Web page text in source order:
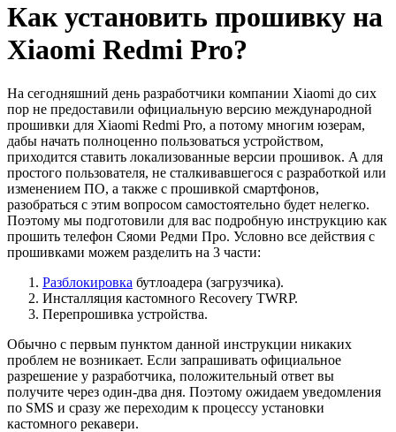
Как установить прошивку на
Xiaomi Redmi Pro?
На сегодняшний день разработчики компании Xiaomi до сих
пор не предоставили официальную версию международной
прошивки для Xiaomi Redmi Pro, а потому многим юзерам,
дабы начать полноценно пользоваться устройством,
приходится ставить локализованные версии прошивок. А для
простого пользователя, не сталкивавшегося с разработкой или
изменением ПО, а также с прошивкой смартфонов,
разобраться с этим вопросом самостоятельно будет нелегко.
Поэтому мы подготовили для вас подробную инструкцию как
прошить телефон Сяоми Редми Про. Условно все действия с
прошивками можем разделить на 3 части:
Разблокировка бутлоадера (загрузчика).
Инсталляция кастомного Recovery TWRP.
Перепрошивка устройства.
Обычно с первым пунктом данной инструкции никаких
проблем не возникает. Если запрашивать официальное
разрешение у разработчика, положительный ответ вы
получите через один-два дня. Поэтому ожидаем уведомления
по SMS и сразу же переходим к процессу установки
кастомного рекавери.